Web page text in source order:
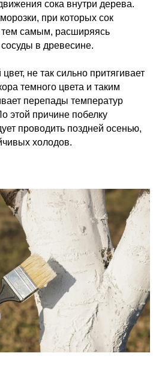
сока внутри дерева.
при которых сок
самым, расширяясь
в древесине.
не так сильно притягивает
темного цвета и таким
перепады температур
этой причине побелку
проводить поздней осенью,
холодов.